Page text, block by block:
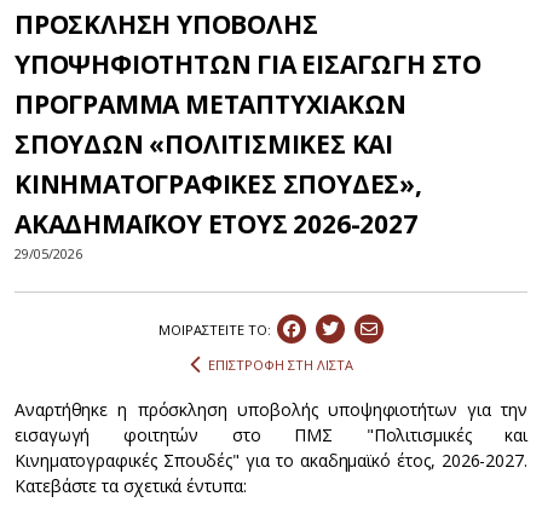
ΠΡΟΣΚΛΗΣΗ ΥΠΟΒΟΛΗΣ
ΥΠΟΨΗΦΙΟΤΗΤΩΝ ΓΙΑ ΕΙΣΑΓΩΓΗ ΣΤΟ
ΠΡΟΓΡΑΜΜΑ ΜΕΤΑΠΤΥΧΙΑΚΩΝ
ΣΠΟΥΔΩΝ «ΠΟΛΙΤΙΣΜΙΚΕΣ ΚΑΙ
ΚΙΝΗΜΑΤΟΓΡΑΦΙΚΕΣ ΣΠΟΥΔΕΣ»,
ΑΚΑΔΗΜΑΪΚΟΥ ΕΤΟΥΣ 2026-2027
29/05/2026
ΜΟΙΡΑΣΤEIΤΕ ΤΟ:
ΕΠΙΣΤΡΟΦΗ ΣΤΗ ΛΙΣΤΑ
Αναρτήθηκε η πρόσκληση υποβολής υποψηφιοτήτων για την
εισαγωγή φοιτητών στο ΠΜΣ "Πολιτισμικές και
Κινηματογραφικές Σπουδές" για το ακαδημαϊκό έτος, 2026-2027.
Κατεβάστε τα σχετικά έντυπα: